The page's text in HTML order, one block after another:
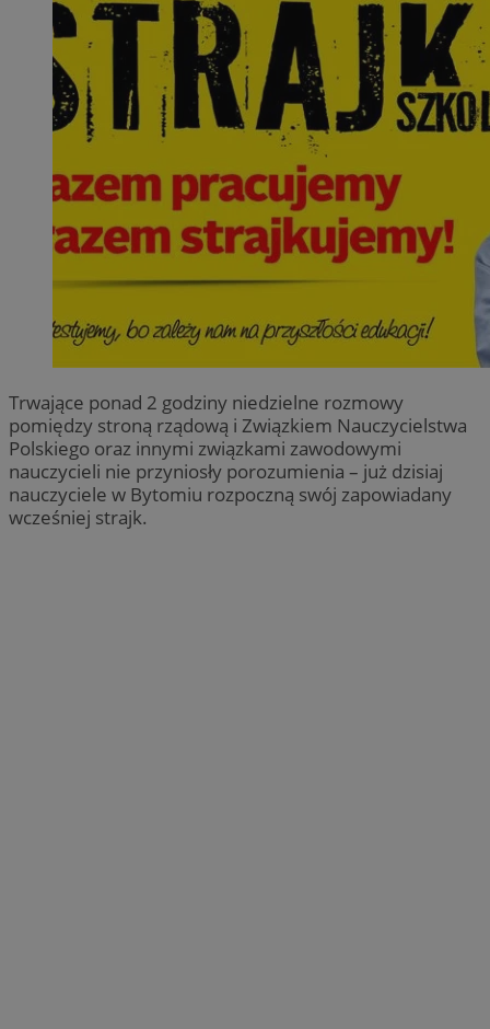
Trwające ponad 2 godziny niedzielne rozmowy
pomiędzy stroną rządową i Związkiem Nauczycielstwa
Polskiego oraz innymi związkami zawodowymi
nauczycieli nie przyniosły porozumienia – już dzisiaj
nauczyciele w Bytomiu rozpoczną swój zapowiadany
wcześniej strajk.